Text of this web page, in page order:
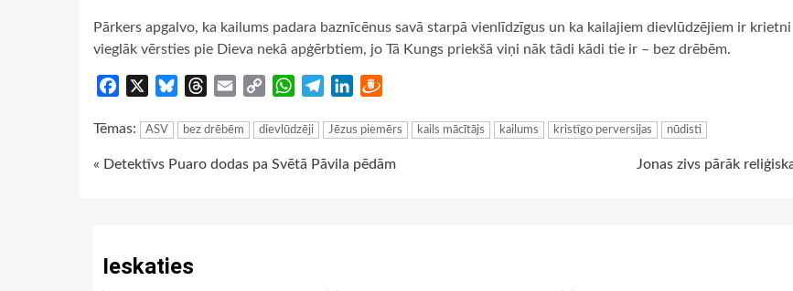
Pārkers apgalvo, ka kailums padara baznīcēnus savā starpā vienlīdzīgus un ka kailajiem dievlūdzējiem ir krietni
vieglāk vērsties pie Dieva nekā apģērbtiem, jo Tā Kungs priekšā viņi nāk tādi kādi tie ir – bez drēbēm.
Facebook BlueskyThreads
Email
Copy
WhatsApp
TelegramLinkedIn
Tēmas: ASV bez drēbēm dievlūdzēji Jēzus piemērs kails mācītājs kailums kristīgo perversijas nūdisti
Continue
« Detektīvs Puaro dodas pa Svētā Pāvila pēdām Jonas zivs pārāk
Ieskaties